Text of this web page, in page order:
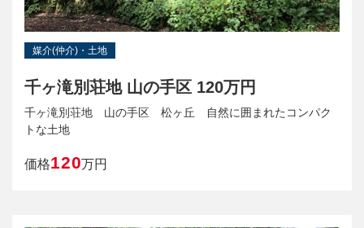
媒介(仲介)・土地
千ヶ滝別荘地 山の手区 120万円
千ヶ滝別荘地 山の手区 松ヶ丘 自然に囲まれたコンパク
トな土地
価格120万円